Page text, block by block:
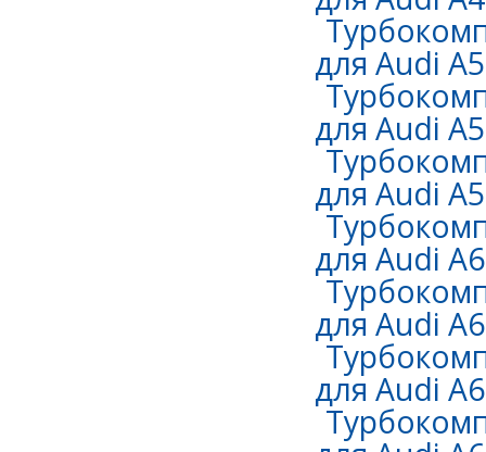
для Audi
для Audi
для Audi
для Audi
для Audi
для Audi